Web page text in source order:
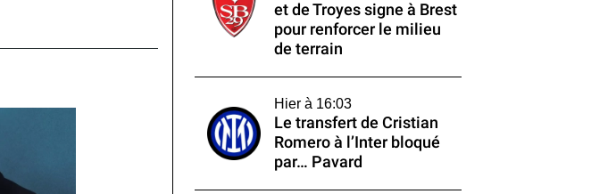
et de Troyes signe à Brest
pour renforcer le milieu
de terrain
Hier à 16:03
Le transfert de Cristian
Romero à l’Inter bloqué
par… Pavard